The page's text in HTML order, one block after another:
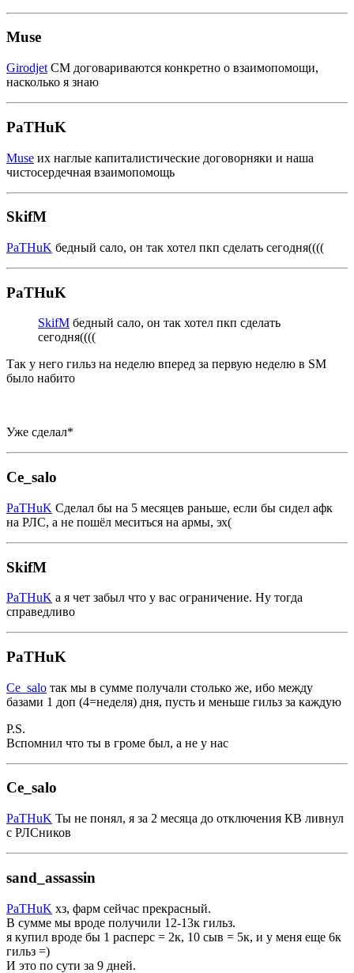
Muse
Girodjet СМ договариваются конкретно о взаимопомощи,
насколько я знаю
PaTHuK
Muse их наглые капиталистические договорняки и наша
чистосердечная взаимопомощь
SkifM
PaTHuK бедный сало, он так хотел пкп сделать сегодня((((
PaTHuK
SkifM бедный сало, он так хотел пкп сделать
сегодня((((
Так у него гильз на неделю вперед за первую неделю в SM
было набито
Уже сделал*
Ce_salo
PaTHuK Сделал бы на 5 месяцев раньше, если бы сидел афк
на РЛС, а не пошёл меситься на армы, эх(
SkifM
PaTHuK а я чет забыл что у вас ограничение. Ну тогда
справедливо
PaTHuK
Ce_salo так мы в сумме получали столько же, ибо между
базами 1 доп (4=неделя) дня, пусть и меньше гильз за каждую
P.S.
Вспомнил что ты в громе был, а не у нас
Ce_salo
PaTHuK Ты не понял, я за 2 месяца до отключения КВ ливнул
с РЛСников
sand_assassin
PaTHuK хз, фарм сейчас прекрасный.
В сумме мы вроде получили 12-13к гильз.
я купил вроде бы 1 расперс = 2к, 10 сыв = 5к, и у меня еще 6к
гильз =)
И это по сути за 9 дней.